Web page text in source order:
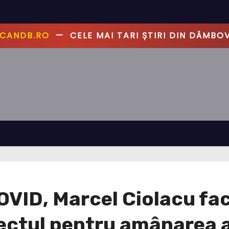
— CELE MAI TARI ȘTIRI DIN
Marcel Ciolacu